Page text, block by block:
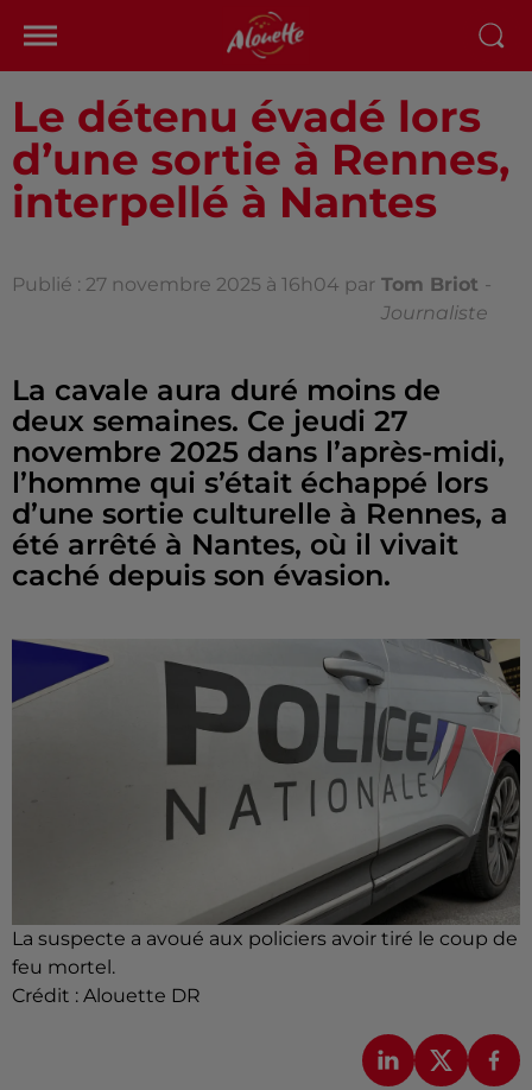
Le détenu évadé lors
d’une sortie à Rennes,
interpellé à Nantes
Publié : 27 novembre 2025 à 16h04 par Tom Briot -
Journaliste
La cavale aura duré moins de
deux semaines. Ce jeudi 27
novembre 2025 dans l’après-midi,
l’homme qui s’était échappé lors
d’une sortie culturelle à Rennes, a
été arrêté à Nantes, où il vivait
caché depuis son évasion.
La suspecte a avoué aux policiers avoir tiré le coup de
feu mortel.
Crédit : Alouette DR